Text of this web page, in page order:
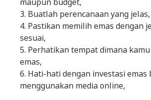
3. Buatlah perencanaan yang jelas,
4. Pastikan memilih emas dengan
sesuai,
5. Perhatikan tempat dimana
emas,
6. Hati-hati dengan investasi emas
menggunakan media online,